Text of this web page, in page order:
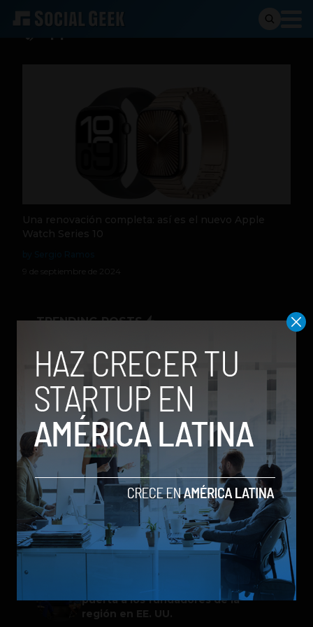
Una renovación completa: así es el nuevo Apple
Watch Series 10
9 de septiembre de 2024
TRENDING POSTS
gestionadas para menores a su plan
gratuito en seis países
ChatGPT Work: el nuevo asistente
de OpenAI que promete mejorar la
productividad laboral
Galaxy Z Flip8: el plegable compacto
de Samsung se renueva con más
pantalla, mejor cámara e IA
Google permitirá iniciar sesión con
un video de tu rostro
puerta a los fundadores de la
región en EE. UU.